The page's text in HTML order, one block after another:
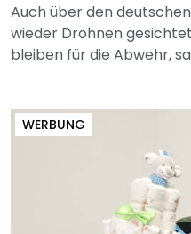
Auch über den
wieder Drohnen
bleiben für die Abwehr,
WERBUNG